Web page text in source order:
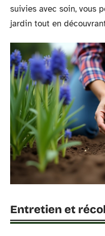
suivies avec soin, vous
jardin tout en
Entretien et